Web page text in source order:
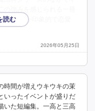
いたのが印象的で恋愛
2026年05月25日
時間が増えウキウキの茉
いったイベントが盛りだ
いた短編集。一高と三高